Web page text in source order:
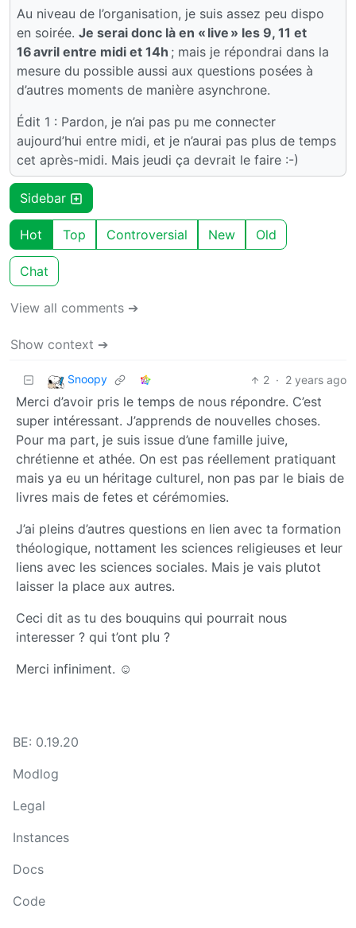
Au niveau de l’organisation, je suis assez peu dispo
en soirée. Je serai donc là en « live » les 9, 11 et
16 avril entre midi et 14h ; mais je répondrai dans la
mesure du possible aussi aux questions posées à
d’autres moments de manière asynchrone.
Édit 1 : Pardon, je n’ai pas pu me connecter
aujourd’hui entre midi, et je n’aurai pas plus de temps
cet après-midi. Mais jeudi ça devrait le faire :-)
Sidebar
Hot Top Controversial New Old
Chat
View all comments ➔
Show context ➔
Snoopy 2 · 2 years ago
Merci d’avoir pris le temps de nous répondre. C’est
super intéressant. J’apprends de nouvelles choses.
Pour ma part, je suis issue d’une famille juive,
chrétienne et athée. On est pas réellement pratiquant
mais ya eu un héritage culturel, non pas par le biais de
livres mais de fetes et cérémomies.
J’ai pleins d’autres questions en lien avec ta formation
théologique, nottament les sciences religieuses et leur
liens avec les sciences sociales. Mais je vais plutot
laisser la place aux autres.
Ceci dit as tu des bouquins qui pourrait nous
interesser ? qui t’ont plu ?
Merci infiniment. ☺️
BE: 0.19.20
Modlog
Legal
Instances
Docs
Code